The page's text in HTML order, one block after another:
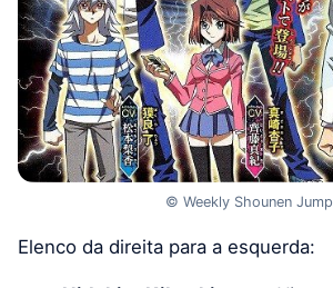
© Weekly Shounen Jump
Elenco da direita para a esquerda: